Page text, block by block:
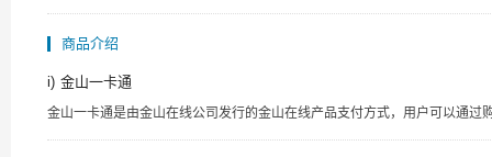
商品介绍
i) 金山一卡通
金山一卡通是由金山在线公司发行的金山在线产品支付方式，用户可以通